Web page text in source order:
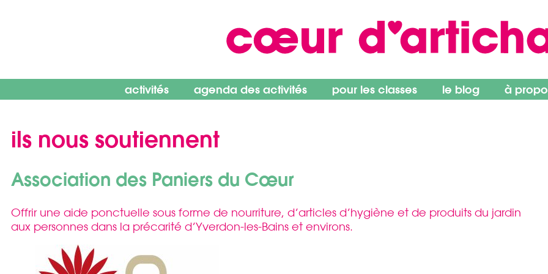
activités agenda des activités pour les classes le blog à
ils nous soutiennent
Association des Paniers du Cœur
Offrir une aide ponctuelle sous forme de nourriture, d’articles d’hygiène et de produits du jardin
aux personnes dans la précarité d’Yverdon-les-Bains et environs.